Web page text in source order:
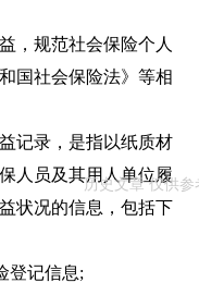
，规范社会保险个人
国社会保险法》等相
记录，是指以纸质材
人员及其用人单位履
状况的信息，包括下
登记信息;